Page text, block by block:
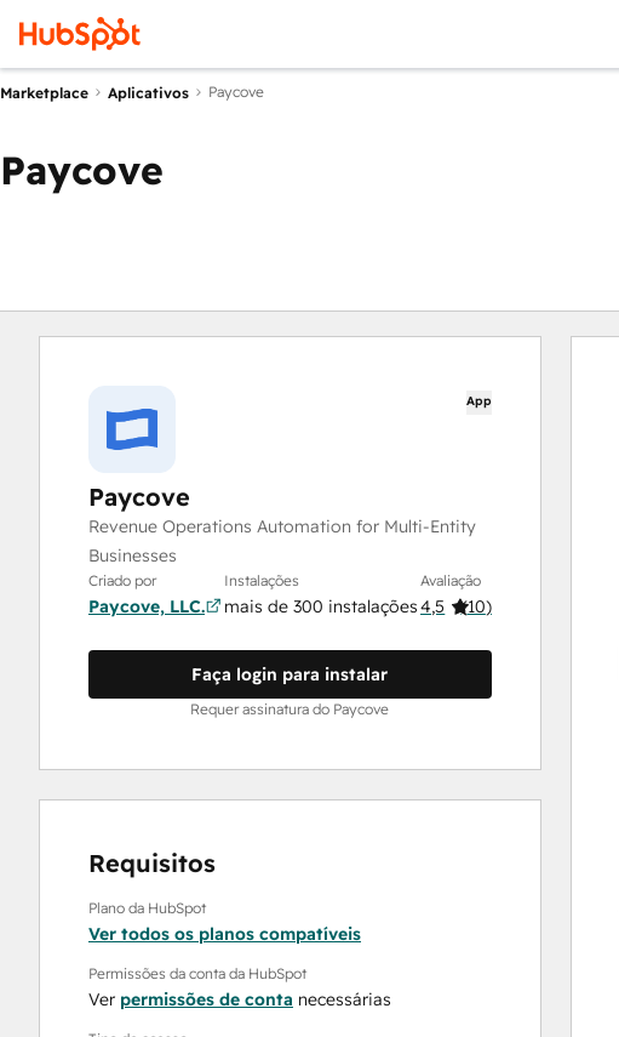
Marketplace Aplicativos Paycove
Paycove
App
Paycove
Revenue Operations Automation for Multi‑Entity
Businesses
Criado por
Paycove, LLC.
Instalações
mais de 300 instalações
Avaliação
4,5 (10)
Faça login para instalar
Requer assinatura do Paycove
Requisitos
Plano da HubSpot
Ver todos os planos compatíveis
Permissões da conta da HubSpot
Ver permissões de conta necessárias